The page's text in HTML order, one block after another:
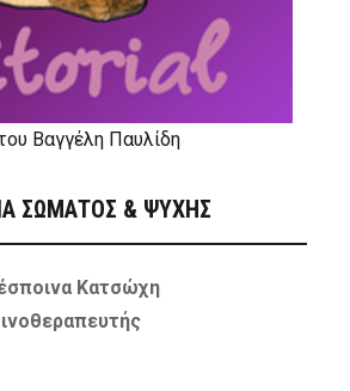
Βαγγέλη Παυλίδη
ΣΩΜΑΤΟΣ & ΨΥΧΗΣ
Κατσώχη